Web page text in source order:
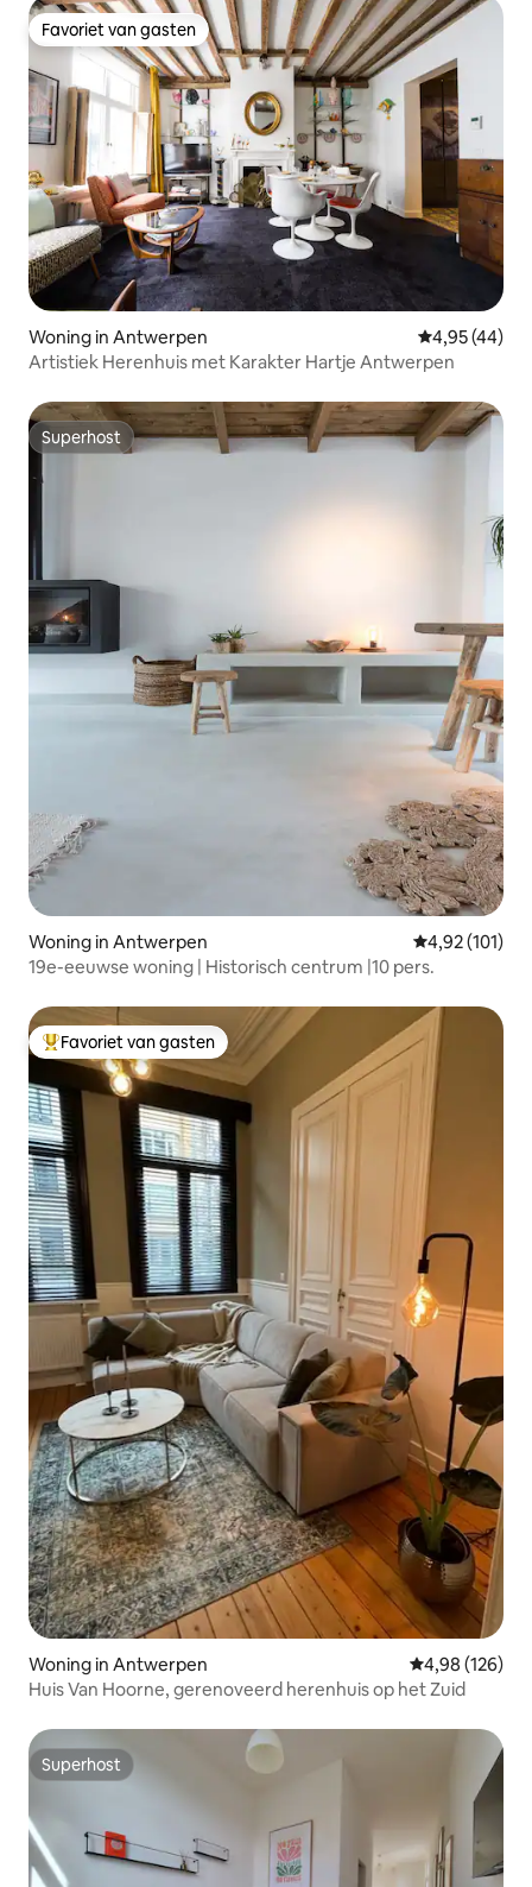
Favoriet van gasten
Favoriet van gasten
Woning in Antwerpen Gemiddelde
4,95 (44)
Artistiek Herenhuis met Karakter Hartje Antwerpen
Superhost
Superhost
Woning in Antwerpen Gemiddelde
4,92 (101)
19e-eeuwse woning | Historisch centrum |10 pers.
Topfavoriet van gasten
Favoriet van gasten
Woning in Antwerpen Gemiddelde
4,98 (126)
Huis Van Hoorne, gerenoveerd herenhuis op het Zuid
Superhost
Superhost